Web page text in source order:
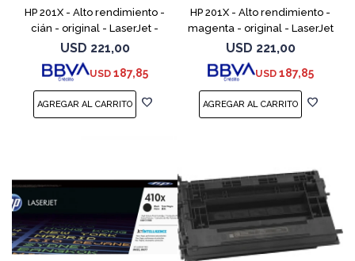
HP 201X - Alto rendimiento -
cián - original - LaserJet -
cartucho de tóner (CF401X) -
para Color LaserJet Pro
M252dn, M252dw, M
USD 221,00
USD 187,85
HP 201X - Alto rendimiento -
magenta - original - LaserJet
- cartucho de tóner (CF403X)
- para Color LaserJet Pro
M252dn, M252dw
USD 221,00
USD 187,85